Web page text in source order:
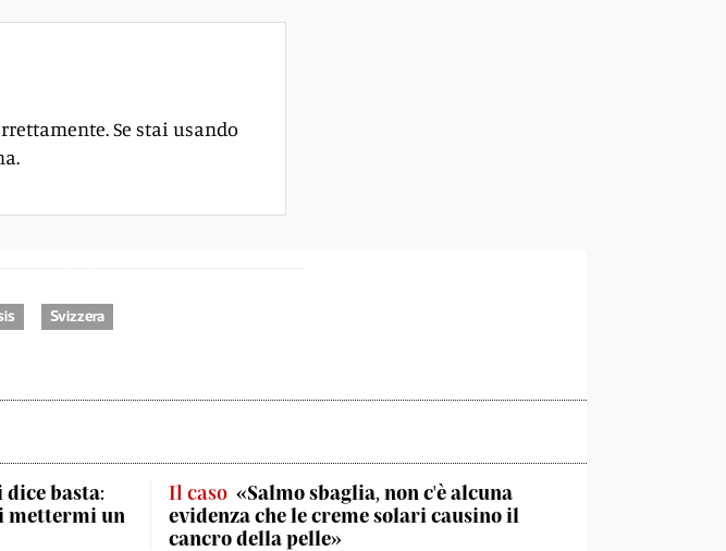
Se stai usando
Svizzera
basta:
mettermi un
Il caso «Salmo sbaglia, non c'è alcuna
evidenza che le creme solari causino il
cancro della pelle»